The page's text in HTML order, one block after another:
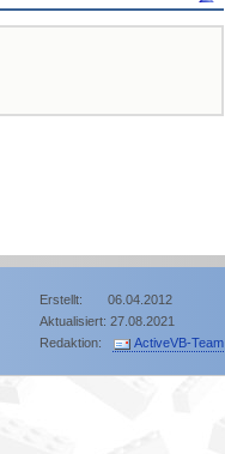
Erstellt: 06.04.2012
Aktualisiert: 27.08.2021
Redaktion:
ActiveVB-Team